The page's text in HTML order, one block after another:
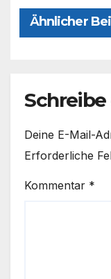
Ähnlicher
Deine E-Mail-
Erforderliche
Kommentar *